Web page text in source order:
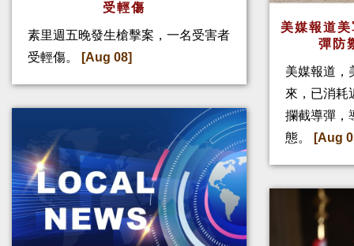
受輕傷
素里週五晚發生槍擊案，一名受害者
受輕傷。
[Aug 08]
美媒報道
彈防
美媒報道，
來，已消耗
攔截導彈，
態。
[Aug